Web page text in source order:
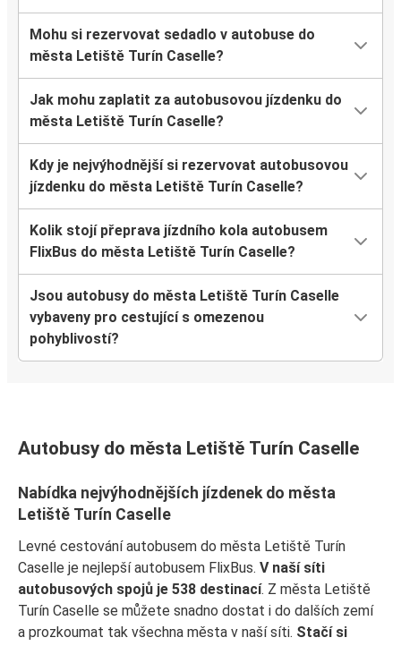
Mohu si rezervovat sedadlo v autobuse do
města Letiště Turín Caselle?
Jak mohu zaplatit za autobusovou jízdenku do
města Letiště Turín Caselle?
Kdy je nejvýhodnější si rezervovat autobusovou
jízdenku do města Letiště Turín Caselle?
Kolik stojí přeprava jízdního kola autobusem
FlixBus do města Letiště Turín Caselle?
Jsou autobusy do města Letiště Turín Caselle
vybaveny pro cestující s omezenou
pohyblivostí?
Autobusy do města Letiště Turín Caselle
Nabídka nejvýhodnějších jízdenek do města
Letiště Turín Caselle
Levné cestování autobusem do města Letiště Turín
Caselle je nejlepší autobusem FlixBus. V naší síti
autobusových spojů je 538 destinací. Z města Letiště
Turín Caselle se můžete snadno dostat i do dalších zemí
a prozkoumat tak všechna města v naší síti. Stačí si